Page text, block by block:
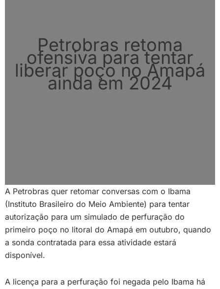
Petrobras retoma
ofensiva para tentar
liberar poço no Amapá
ainda em 2024
A Petrobras quer retomar conversas com o Ibama
(Instituto Brasileiro do Meio Ambiente) para tentar
autorização para um simulado de perfuração do
primeiro poço no litoral do Amapá em outubro, quando
a sonda contratada para essa atividade estará
disponível.
A licença para a perfuração foi negada pelo Ibama há